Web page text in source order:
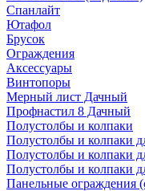
Спанлайт
Ютафол
Брусок
Ограждения
Аксессуары
Винтопоры
Мерный лист Дачный
Профнастил 8 Дачный
Полустолбы и колпаки
Полустолбы и колпаки
Полустолбы и колпаки
Полустолбы и колпаки
Панельные ограждения